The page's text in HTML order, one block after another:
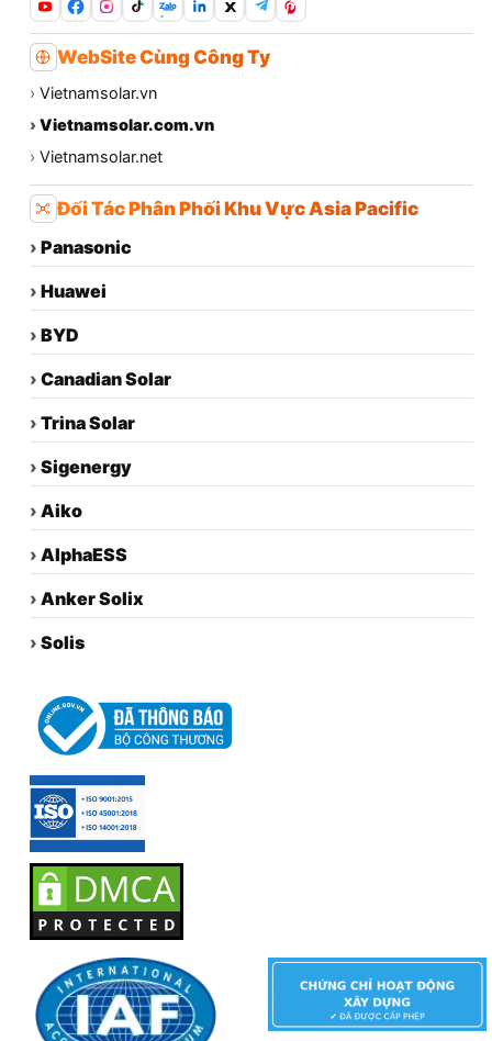
Zalo
WebSite Cùng Công Ty
› Vietnamsolar.vn
› Vietnamsolar.com.vn
› Vietnamsolar.net
Đối Tác Phân Phối Khu Vực Asia Pacific
› Panasonic
› Huawei
› BYD
› Canadian Solar
› Trina Solar
› Sigenergy
› Aiko
› AlphaESS
› Anker Solix
› Solis